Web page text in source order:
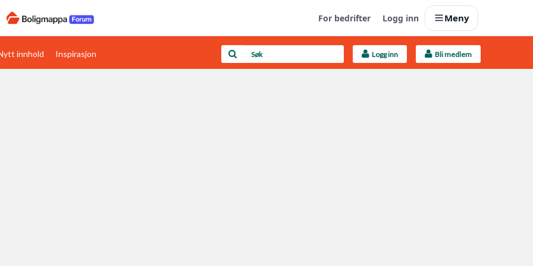
For bedrifter Logg inn Meny
Boligens papirer Last opp selv
innhold Inspirasjon Logg inn Bli medlem